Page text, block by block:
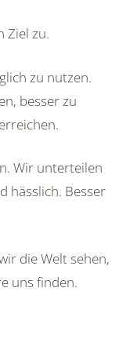
Ziel zu.
zu nutzen.
besser zu
Wir unterteilen
hässlich. Besser
die Welt sehen,
uns finden.